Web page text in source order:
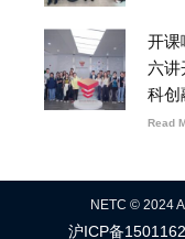
开课
六讲
科创
Read
NETC © 2024
沪ICP备